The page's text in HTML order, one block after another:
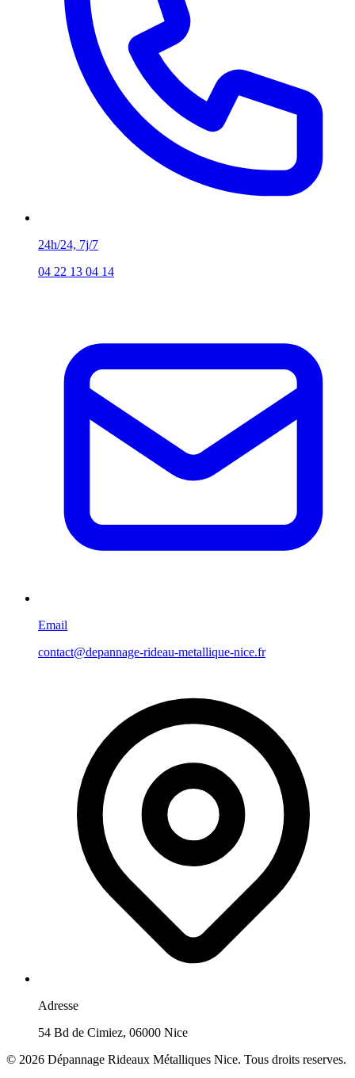
24h/24, 7j/7
04 22 13 04 14
Email
contact@depannage-rideau-metallique-nice.fr
Adresse
54 Bd de Cimiez, 06000 Nice
© 2026 Dépannage Rideaux Métalliques Nice. Tous droits reserves.